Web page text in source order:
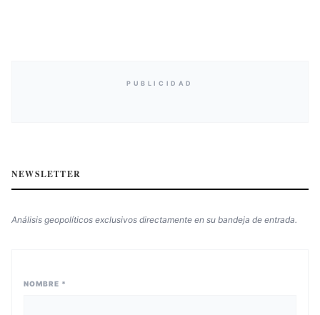
PUBLICIDAD
NEWSLETTER
Análisis geopolíticos exclusivos directamente en su bandeja de entrada.
NOMBRE *